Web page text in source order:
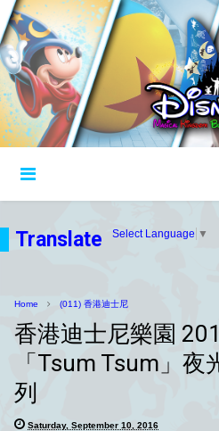
Translate Select Language ▼
Home (011) 香港迪士尼
香港迪士尼樂園
「Tsum Tsum」
列
Saturday, September 10, 2016